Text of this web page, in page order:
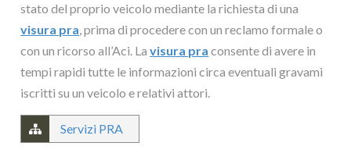
stato del proprio veicolo mediante la richiesta di una
visura pra, prima di procedere con un reclamo formale o
con un ricorso all’Aci. Lavisura pra consente di avere in
tempi rapidi tutte le informazioni circa eventuali gravami
iscritti su un veicolo e relativi attori.
Servizi PRA